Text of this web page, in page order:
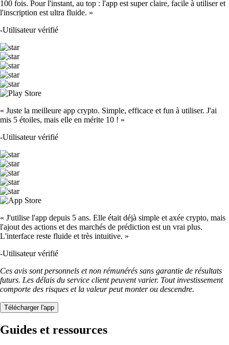
100 fois. Pour l'instant, au top : l'app est super claire, facile à utiliser et
l'inscription est ultra fluide. »
-Utilisateur vérifié
« Juste la meilleure app crypto. Simple, efficace et fun à utiliser. J'ai
mis 5 étoiles, mais elle en mérite 10 ! »
-Utilisateur vérifié
« J'utilise l'app depuis 5 ans. Elle était déjà simple et axée crypto, mais
l'ajout des actions et des marchés de prédiction est un vrai plus.
L'interface reste fluide et très intuitive. »
-Utilisateur vérifié
Ces avis sont personnels et non rémunérés sans garantie de résultats
futurs. Les délais du service client peuvent varier. Tout investissement
comporte des risques et la valeur peut monter ou descendre.
Télécharger l'app
Guides et ressources